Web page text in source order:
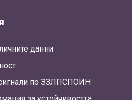
данни
по ЗЗЛПСПОИН